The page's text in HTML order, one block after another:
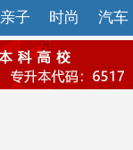
亲子 时尚 汽车